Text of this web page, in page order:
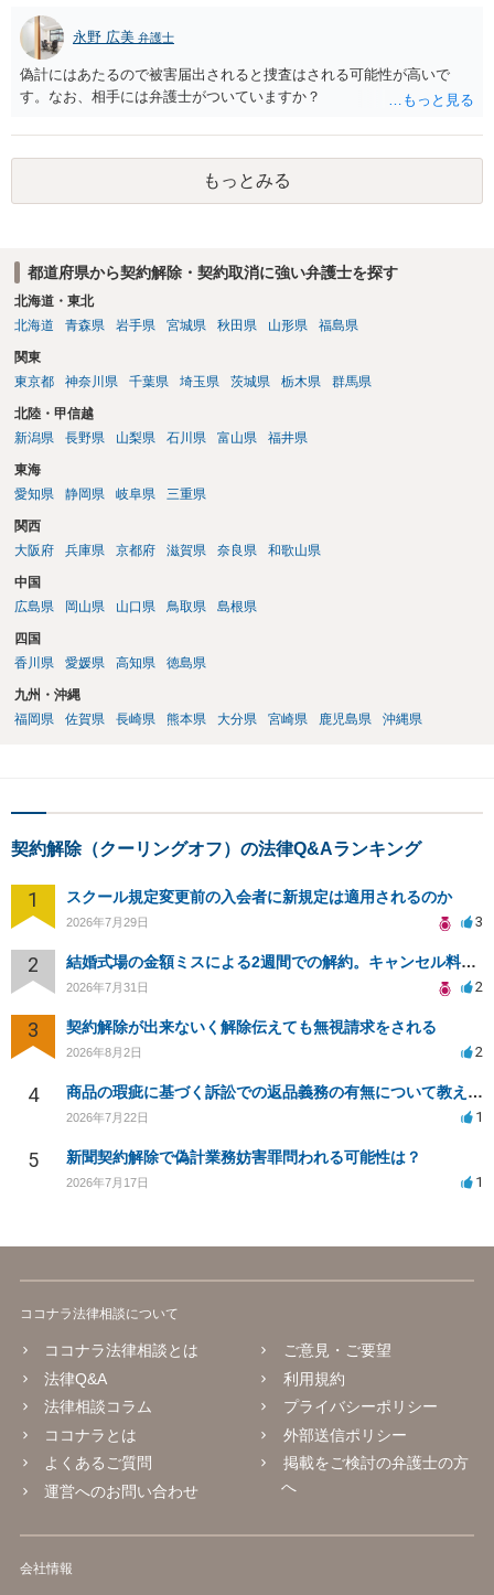
（信義則による主張制限）。
永野 広美 弁護士
偽計にはあたるので被害届出されると捜査はされる可能性が高いで
す。なお、相手には弁護士がついていますか？
もっとみる
都道府県から契約解除・契約取消に強い弁護士を探す
北海道・東北
北海道
青森県 岩手県 宮城県 秋田県 山形県 福島県
関東
東京都
神奈川県 千葉県 埼玉県 茨城県 栃木県 群馬県
北陸・甲信越
新潟県
長野県 山梨県 石川県 富山県 福井県
東海
愛知県
静岡県 岐阜県 三重県
関西
大阪府
兵庫県 京都府 滋賀県 奈良県 和歌山県
中国
広島県
岡山県 山口県 鳥取県 島根県
四国
香川県
愛媛県 高知県 徳島県
九州・沖縄
福岡県
佐賀県 長崎県 熊本県 大分県 宮崎県 鹿児島県 沖縄県
契約解除（クーリングオフ）の法律Q&Aランキング
1 スクール規定変更前の入会者に新規定は適用されるのか
2026年7月29日 3
2 結婚式場の金額ミスによる2週間での解約。キャンセル料10万円の免除は可能か。
2026年7月31日 2
3 契約解除が出来ないく解除伝えても無視請求をされる
2026年8月2日 2
4 商品の瑕疵に基づく訴訟での返品義務の有無について教えてください
2026年7月22日 1
5 新聞契約解除で偽計業務妨害罪問われる可能性は？
2026年7月17日 1
ココナラ法律相談について
ココナラ法律相談とは
法律Q&A
法律相談コラム
ココナラとは
よくあるご質問
運営へのお問い合わせ
ご意見・ご要望
利用規約
プライバシーポリシー
外部送信ポリシー
掲載をご検討の弁護士の方
へ
会社情報